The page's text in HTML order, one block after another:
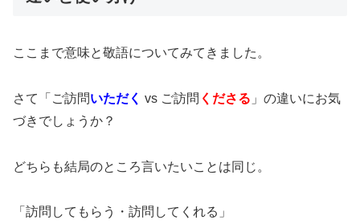
ここまで意味と敬語についてみてきました。
さて「ご訪問いただく vs ご訪問 くださる 」の違いにお気
づきでしょうか？
どちらも結局のところ言いたいことは同じ。
「訪問してもらう・訪問してくれる」